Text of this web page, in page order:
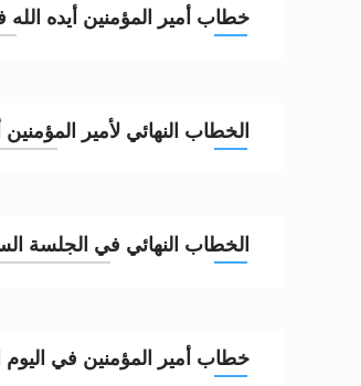
خطاب أمير المؤمنين أيده الله
الخطاب النهائي لأمير المؤمنين
الخطاب النهائي في الجلسة
خطاب أمير المؤمنين في اليوم